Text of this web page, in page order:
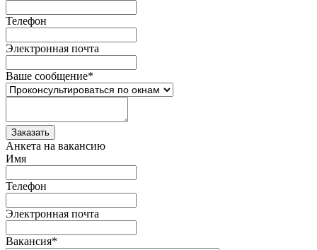
Телефон
Электронная почта
Ваше сообщение*
Анкета на вакансию
Имя
Телефон
Электронная почта
Вакансия*